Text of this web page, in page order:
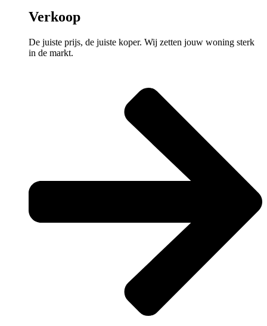
Verkoop
De juiste prijs, de juiste koper. Wij zetten jouw woning sterk
in de markt.